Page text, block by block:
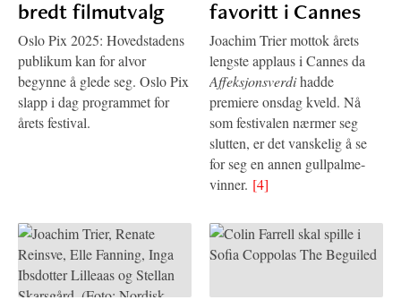
bredt filmutvalg
Oslo Pix 2025: Hovedstadens
publikum kan for alvor
begynne å glede seg. Oslo Pix
slapp i dag programmet for
årets festival.
favoritt i Cannes
Joachim Trier mottok årets
lengste applaus i Cannes da
Affeksjonsverdihadde
premiere onsdag kveld. Nå
som festivalen nærmer seg
slutten, er det vanskelig å se
for seg en annen gullpalme-
vinner. [4]